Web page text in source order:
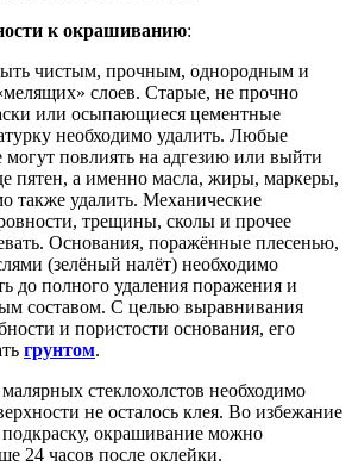
к окрашиванию:
чистым, прочным, однородным и
слоев. Старые, не прочно
или осыпающиеся цементные
необходимо удалить. Любые
могут повлиять на адгезию или выйти
пятен, а именно масла, жиры, маркеры,
также удалить. Механические
трещины, сколы и прочее
Основания, поражённые плесенью,
(зелёный налёт) необходимо
до полного удаления поражения и
составом. С целью выравнивания
и пористости основания, его
грунтом.
стеклохолстов необходимо
не осталось клея. Во избежание
окрашивание можно
24 часов после оклейки.